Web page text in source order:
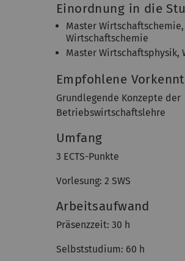
Einordnung in die
Master Wirtschaftschemie,
Wirtschaftschemie
Master Wirtschaftsphysik,
Empfohlene
Grundlegende Konzepte der
Betriebswirtschaftslehre
Umfang
3 ECTS-Punkte
Vorlesung: 2 SWS
Arbeitsaufwand
Präsenzzeit: 30 h
Selbststudium: 60 h